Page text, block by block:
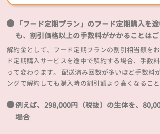
「フード定期プラン」のフード定期購入を
も、割引価格以上の手数料がかかることはご
解約金として、フード定期プランの割引相当額を
ド定期購入サービスを途中で解約する場合、手数
って変わります。 配送済み回数が多いほど手数料
ングで解約しても購入時の割引額より高くなること
例えば、298,000円（税抜）の生体を、
場合